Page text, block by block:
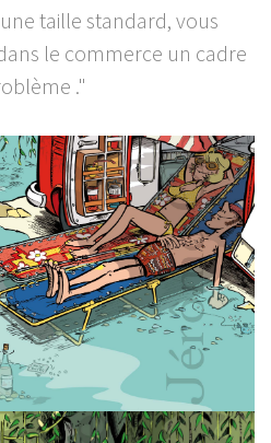
taille standard, vous
le commerce un cadre
."